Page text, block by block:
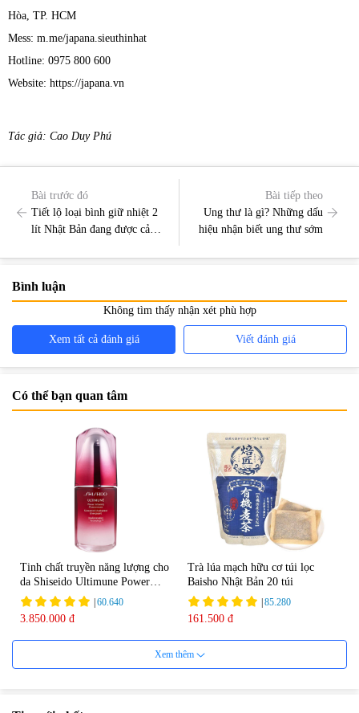
Hòa, TP. HCM
Mess: m.me/japana.sieuthinhat
Hotline: 0975 800 600
Website: https://japana.vn
Tác giả: Cao Duy Phú
Bài trước đó
Tiết lộ loại bình giữ nhiệt 2
lít Nhật Bản đang được cả
Bài tiếp theo
Ung thư là gì? Những dấu
hiệu nhận biết ung thư sớm
Bình luận
Không tìm thấy nhận xét phù hợp
Xem tất cả đánh giá Viết đánh giá
Có thể bạn quan tâm
Tinh chất truyền năng lượng cho
da Shiseido Ultimune Power
75ml
60.640
3.850.000 đ
Trà lúa mạch hữu cơ túi lọc
Baisho Nhật Bản 20 túi
85.280
161.500 đ
Xem thêm